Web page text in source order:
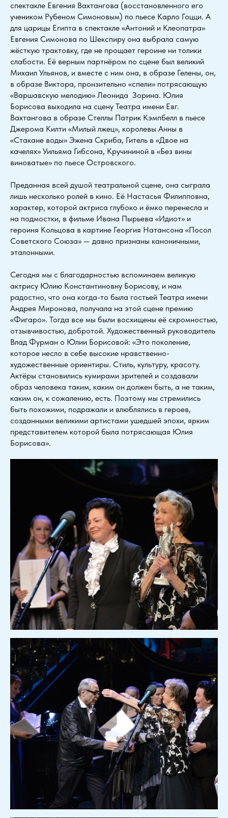
спектакле Евгения Вахтангова (восстановленного его
учеником Рубеном Симоновым) по пьесе Карло Гоцци. А
для царицы Египта в спектакле «Антоний и Клеопатра»
Евгения Симонова по Шекспиру она выбрала самую
жёсткую трактовку, где не прощает героине ни толики
слабости. Её верным партнёром по сцене был великий
Михаил Ульянов, и вместе с ним она, в образе Гелены, он,
в образе Виктора, пронзительно «спели» потрясающую
«Варшавскую мелодию» Леонида Зорина. Юлия
Борисова выходила на сцену Театра имени Евг.
Вахтангова в образе Стеллы Патрик Кэмпбелл в пьесе
Джерома Килти «Милый лжец», королевы Анны в
«Стакане воды» Эжена Скриба, Гитель в «Двое на
качелях» Уильяма Гибсона, Кручининой в «Без вины
виноватые» по пьесе Островского.
Преданная всей душой театральной сцене, она сыграла
лишь несколько ролей в кино. Её Настасья Филипповна,
характер, которой актриса глубоко и ёмко перенесла и
на подмостки, в фильме Ивана Пырьева «Идиот» и
героиня Кольцова в картине Георгия Натансона «Посол
Советского Союза» — давно признаны каноничными,
эталонными.
Сегодня мы с благодарностью вспоминаем великую
актрису Юлию Константиновну Борисову, и нам
радостно, что она когда-то была гостьей Театра имени
Андрея Миронова, получала на этой сцене премию
«Фигаро». Тогда все мы были восхищены её скромностью,
отзывчивостью, добротой. Художественный руководитель
Влад Фурман о Юлии Борисовой: «Это поколение,
которое несло в себе высокие нравственно-
художественные ориентиры. Стиль, культуру, красоту.
Актёры становились кумирами зрителей и создавали
образ человека таким, каким он должен быть, а не таким,
каким он, к сожалению, есть. Поэтому мы стремились
быть похожими, подражали и влюблялись в героев,
созданными великими артистами ушедшей эпохи, ярким
представителем которой была потрясающая Юлия
Борисова».